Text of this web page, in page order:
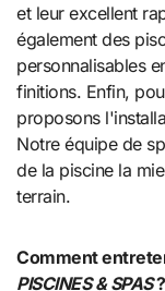
et leur excellent
également des
personnalisables
finitions. Enfin,
proposons
Notre équipe de
de la piscine la
terrain.
Comment
PISCINES & SPAS?